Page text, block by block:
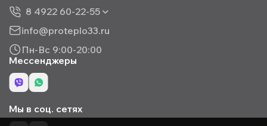
8 4922 60-22-55
info@proteplo33.ru
Пн-Вс 9:00-20:00
Мессенджеры
Мы в соц. сетях